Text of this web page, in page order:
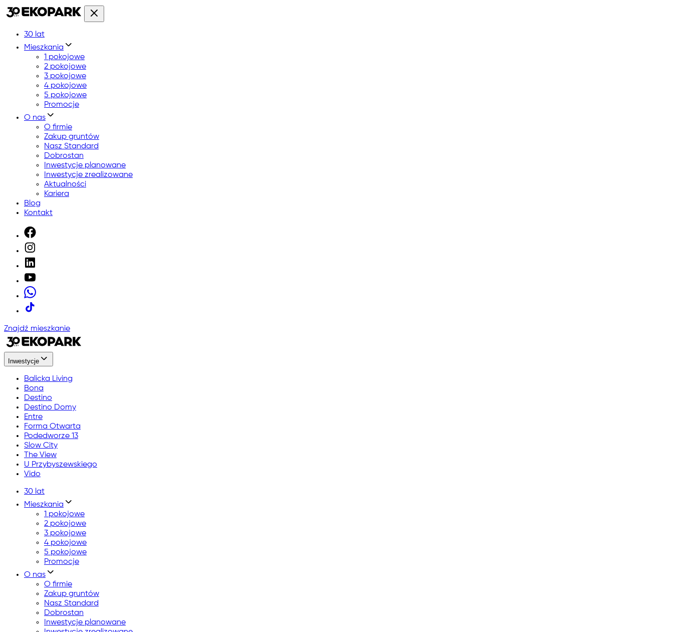
30 lat
Mieszkania
1 pokojowe
2 pokojowe
3 pokojowe
4 pokojowe
5 pokojowe
Promocje
O nas
O firmie
Zakup gruntów
Nasz Standard
Dobrostan
Inwestycje planowane
Inwestycje zrealizowane
Aktualności
Kariera
Blog
Kontakt
Znajdź mieszkanie
Inwestycje
Balicka Living
Bona
Destino
Destino Domy
Entre
Forma Otwarta
Podedworze 13
Slow City
The View
U Przybyszewskiego
Vido
30 lat
Mieszkania
1 pokojowe
2 pokojowe
3 pokojowe
4 pokojowe
5 pokojowe
Promocje
O nas
O firmie
Zakup gruntów
Nasz Standard
Dobrostan
Inwestycje planowane